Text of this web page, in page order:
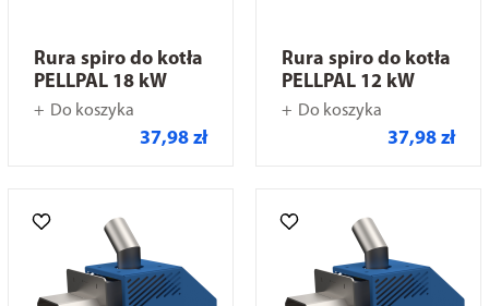
Rura spiro do kotła
PELLPAL 18 kW
Do koszyka
37,98 zł
Rura spiro do kotła
PELLPAL 12 kW
Do koszyka
37,98 zł